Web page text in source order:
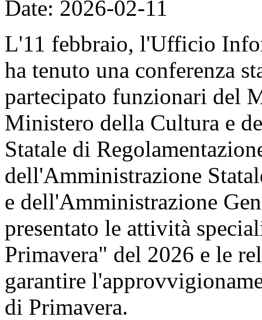
Date: 2026-02-11
L'11 febbraio, l'Ufficio
ha tenuto una conferenza
partecipato funzionari del
Ministero della Cultura e
Statale di
dell'Amministrazione
e dell'Amministrazione
presentato le attività
Primavera" del 2026 e le
garantire
di Primavera.